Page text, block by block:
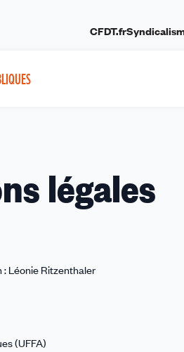
CFDT.fr
légales
Léonie Ritzenthaler
(UFFA)